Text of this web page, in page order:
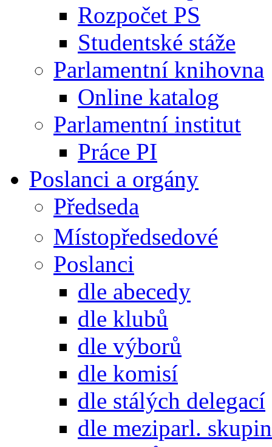
Rozpočet PS
Studentské stáže
Parlamentní knihovna
Online katalog
Parlamentní institut
Práce PI
Poslanci a orgány
Předseda
Místopředsedové
Poslanci
dle abecedy
dle klubů
dle výborů
dle komisí
dle stálých delegací
dle meziparl. skupin